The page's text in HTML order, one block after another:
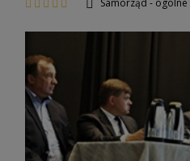
Samorząd - ogolne